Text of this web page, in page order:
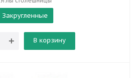
Закругленные
В корзину